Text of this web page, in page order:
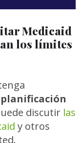
Medicaid
los límites
discutir las
y otros